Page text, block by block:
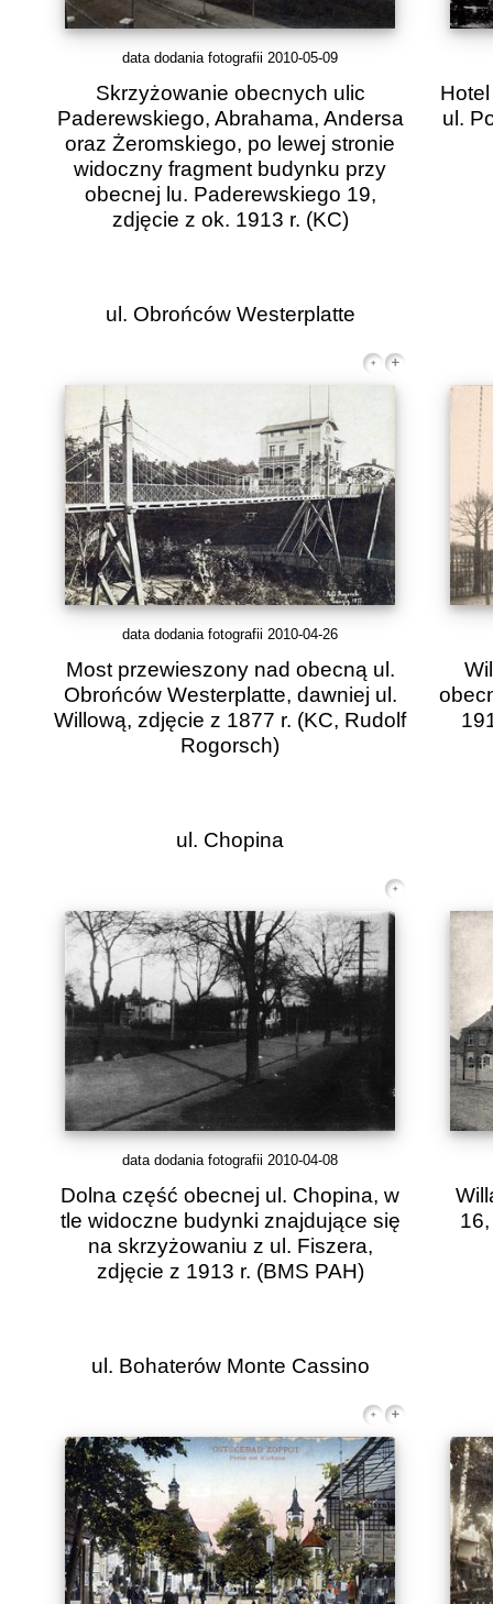
data dodania fotografii 2010-05-09
Skrzyżowanie obecnych ulic
Paderewskiego, Abrahama, Andersa
oraz Żeromskiego, po lewej stronie
widoczny fragment budynku przy
obecnej lu. Paderewskiego 19,
zdjęcie z ok. 1913 r. (KC)
ul.
ul. Obrońców Westerplatte
data dodania fotografii 2010-04-26
Most przewieszony nad obecną ul.
Obrońców Westerplatte, dawniej ul.
Willową, zdjęcie z 1877 r. (KC, Rudolf
Rogorsch)
ul. Chopina
data dodania fotografii 2010-04-08
Dolna część obecnej ul. Chopina, w
tle widoczne budynki znajdujące się
na skrzyżowaniu z ul. Fiszera,
zdjęcie z 1913 r. (BMS PAH)
ul. Bohaterów Monte Cassino